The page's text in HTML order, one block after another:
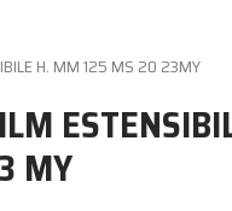
H. MM 125 MS 20 23MY
MY